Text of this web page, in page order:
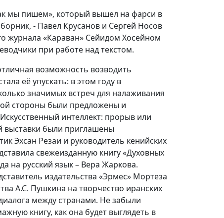
мы пишем», который вышел на фарси в
- Павел Крусанов и Сергей Носов
журнала «Караван» Сейидом Хосейном
при работе над текстом.
возможность возводить
её упускать: в этом году в
значимых встреч для налаживания
стороны были предложены и
интеллект: прорыв или
выставки были приглашены
Эхсан Резаи и руководитель кенийских
свежеизданную книгу «Духовных
на русский язык – Вера Жаркова.
издательства «Эрмес» Мортеза
А.С. Пушкина на творчество иранских
между странами. Не забыли
книгу, как она будет выглядеть в